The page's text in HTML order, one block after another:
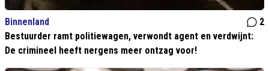
Binnenland
2
Bestuurder ramt politiewagen, verwondt agent en verdwijnt:
De crimineel heeft nergens meer ontzag voor!